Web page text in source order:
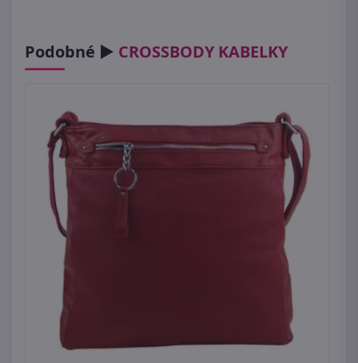
Podobné ► CROSSBODY KABELKY